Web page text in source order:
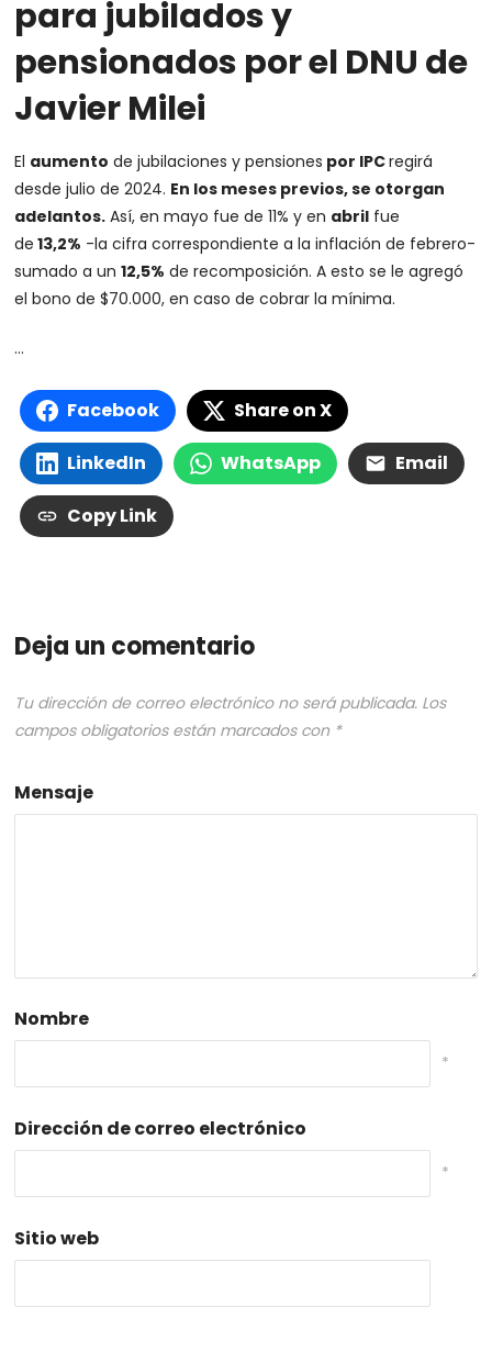
para jubilados y
pensionados por el DNU de
Javier Milei
El aumento de jubilaciones y pensiones por IPCregirá
desde julio de 2024. En los meses previos, se otorgan
adelantos. Así, en mayo fue de 11% y en abril fue
de 13,2% -la cifra correspondiente a la inflación de febrero-
sumado a un12,5% de recomposición. A esto se le agregó
el bono de $70.000, en caso de cobrar la mínima.
…
Facebook Share on X
LinkedIn WhatsApp Email
Copy Link
Deja un comentario
Tu dirección de correo electrónico no será publicada. Los
campos obligatorios están marcados con *
Mensaje
Nombre
*
Dirección de correo electrónico
*
Sitio web